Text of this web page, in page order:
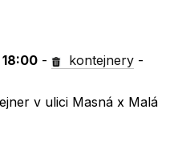
18:00 - kontejnery -
v ulici Masná x Malá